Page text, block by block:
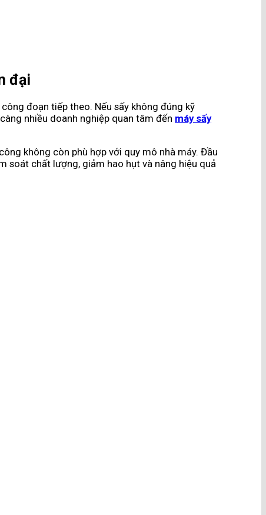
đại
đoạn tiếp theo. Nếu sấy không đúng kỹ
nhiều doanh nghiệp quan tâm đến máy sấy
không còn phù hợp với quy mô nhà máy. Đầu
soát chất lượng, giảm hao hụt và nâng hiệu quả